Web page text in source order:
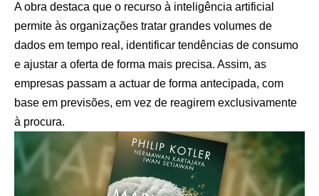
A obra destaca que o recurso à inteligência artificial
permite às organizações tratar grandes volumes de
dados em tempo real, identificar tendências de consumo
e ajustar a oferta de forma mais precisa. Assim, as
empresas passam a actuar de forma antecipada, com
base em previsões, em vez de reagirem exclusivamente
à procura.